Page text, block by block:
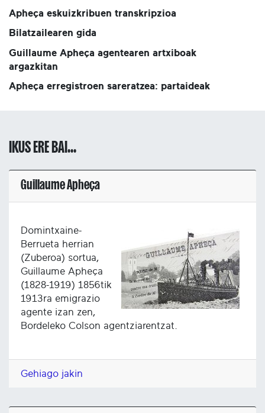
Apheça eskuizkribuen transkripzioa
Bilatzailearen gida
Guillaume Apheça agentearen artxiboak
argazkitan
Apheça erregistroen sareratzea: partaideak
IKUS ERE BAI...
Guillaume Apheça
Domintxaine-
Berrueta herrian
(Zuberoa) sortua,
Guillaume Apheça
(1828-1919) 1856tik
1913ra emigrazio
agente izan zen,
Bordeleko Colson agentziarentzat.
Gehiago jakin